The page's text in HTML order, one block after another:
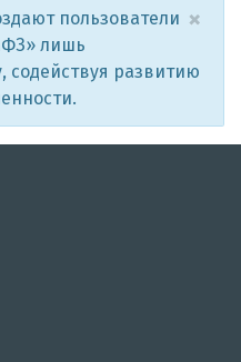
×
пользователи
лишь
содействуя развитию